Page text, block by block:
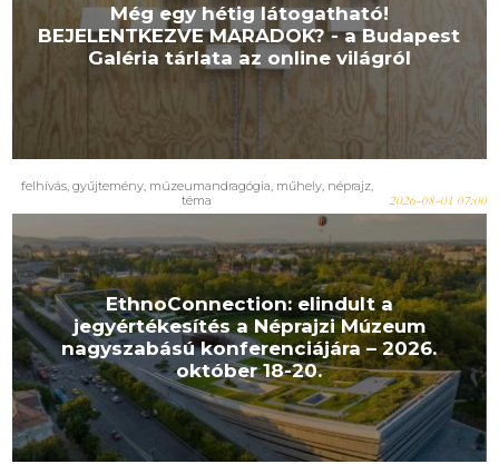
Még egy hétig látogatható!
BEJELENTKEZVE MARADOK? - a Budapest
Galéria tárlata az online világról
felhívás, gyűjtemény, múzeumandragógia, műhely, néprajz,
téma
2026-08-01 07:00
EthnoConnection: elindult a
jegyértékesítés a Néprajzi Múzeum
nagyszabású konferenciájára – 2026.
október 18-20.